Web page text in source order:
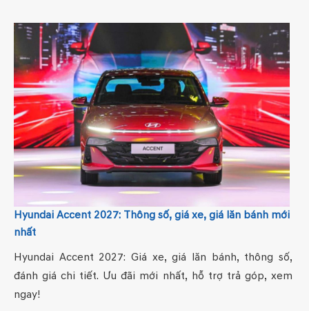
Hyundai Accent 2027: Thông số, giá xe, giá lăn bánh mới
nhất
Hyundai Accent 2027: Giá xe, giá lăn bánh, thông số,
đánh giá chi tiết. Ưu đãi mới nhất, hỗ trợ trả góp, xem
ngay!